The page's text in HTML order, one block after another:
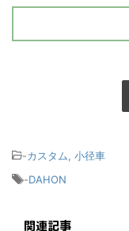
-カスタム 小径車
-DAHON
関連記事